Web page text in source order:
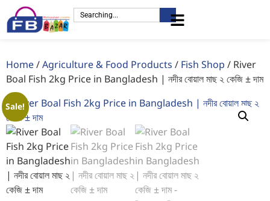
Home/Agriculture & Food Products / Fish Shop / River
Boal Fish 2kg Price in Bangladesh | নদীর বোয়াল মাছ ২ কেজি ± দাম
Sale!